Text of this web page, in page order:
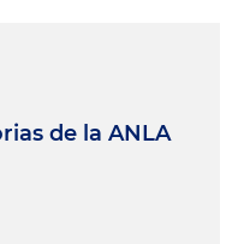
de la ANLA